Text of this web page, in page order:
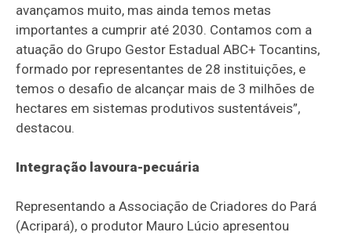
avançamos muito, mas ainda temos metas
importantes a cumprir até 2030. Contamos com a
atuação do Grupo Gestor Estadual ABC+ Tocantins,
formado por representantes de 28 instituições, e
temos o desafio de alcançar mais de 3 milhões de
hectares em sistemas produtivos sustentáveis”,
destacou.
Integração lavoura-pecuária
Representando a Associação de Criadores do Pará
(Acripará), o produtor Mauro Lúcio apresentou